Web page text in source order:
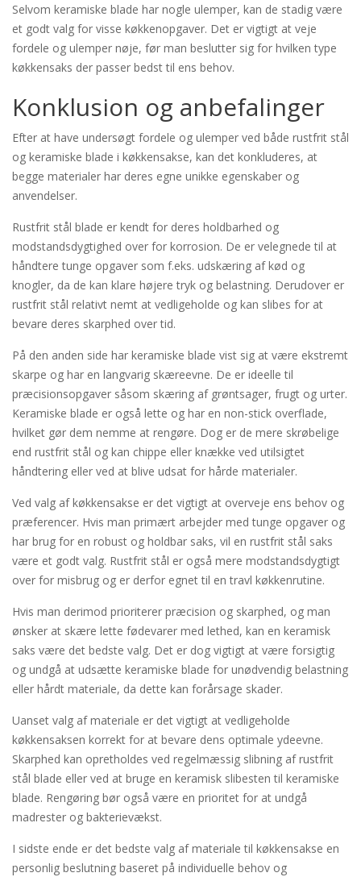
Selvom keramiske blade har nogle ulemper, kan de stadig være
et godt valg for visse køkkenopgaver. Det er vigtigt at veje
fordele og ulemper nøje, før man beslutter sig for hvilken type
køkkensaks der passer bedst til ens behov.
Konklusion og anbefalinger
Efter at have undersøgt fordele og ulemper ved både rustfrit stål
og keramiske blade i køkkensakse, kan det konkluderes, at
begge materialer har deres egne unikke egenskaber og
anvendelser.
Rustfrit stål blade er kendt for deres holdbarhed og
modstandsdygtighed over for korrosion. De er velegnede til at
håndtere tunge opgaver som f.eks. udskæring af kød og
knogler, da de kan klare højere tryk og belastning. Derudover er
rustfrit stål relativt nemt at vedligeholde og kan slibes for at
bevare deres skarphed over tid.
På den anden side har keramiske blade vist sig at være ekstremt
skarpe og har en langvarig skæreevne. De er ideelle til
præcisionsopgaver såsom skæring af grøntsager, frugt og urter.
Keramiske blade er også lette og har en non-stick overflade,
hvilket gør dem nemme at rengøre. Dog er de mere skrøbelige
end rustfrit stål og kan chippe eller knække ved utilsigtet
håndtering eller ved at blive udsat for hårde materialer.
Ved valg af køkkensakse er det vigtigt at overveje ens behov og
præferencer. Hvis man primært arbejder med tunge opgaver og
har brug for en robust og holdbar saks, vil en rustfrit stål saks
være et godt valg. Rustfrit stål er også mere modstandsdygtigt
over for misbrug og er derfor egnet til en travl køkkenrutine.
Hvis man derimod prioriterer præcision og skarphed, og man
ønsker at skære lette fødevarer med lethed, kan en keramisk
saks være det bedste valg. Det er dog vigtigt at være forsigtig
og undgå at udsætte keramiske blade for unødvendig belastning
eller hårdt materiale, da dette kan forårsage skader.
Uanset valg af materiale er det vigtigt at vedligeholde
køkkensaksen korrekt for at bevare dens optimale ydeevne.
Skarphed kan opretholdes ved regelmæssig slibning af rustfrit
stål blade eller ved at bruge en keramisk slibesten til keramiske
blade. Rengøring bør også være en prioritet for at undgå
madrester og bakterievækst.
I sidste ende er det bedste valg af materiale til køkkensakse en
personlig beslutning baseret på individuelle behov og